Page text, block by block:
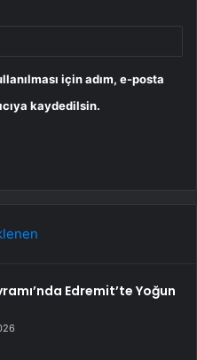
için adım, e-posta
kaydedilsin.
Edremit’te Yoğun